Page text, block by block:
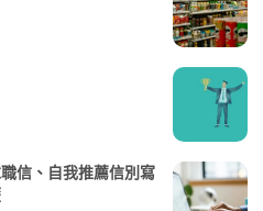
信、自我推薦信別寫